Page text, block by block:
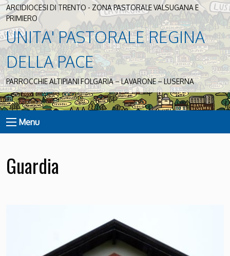
ARCIDIOCESI DI TRENTO - ZONA PASTORALE VALSUGANA E
PRIMIERO
UNITA' PASTORALE REGINA
DELLA PACE
PARROCCHIE ALTIPIANI FOLGARIA – LAVARONE – LUSERNA
Menu
Guardia